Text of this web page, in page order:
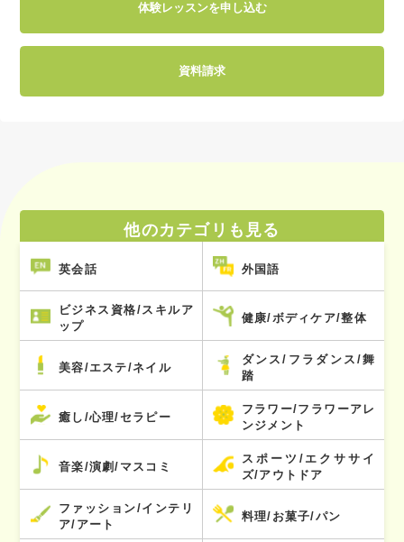
体験レッスンを申し込む
資料請求
他のカテゴリも見る
英会話 外国語
ビジネス資格/スキルア
ップ
健康/ボディケア/整体
美容/エステ/ネイル
ダンス/フラダンス/舞
踏
癒し/心理/セラピー
フラワー/フラワーアレ
ンジメント
音楽/演劇/マスコミ
スポーツ/エクササイ
ズ/アウトドア
ファッション/インテリ
ア/アート
料理/お菓子/パン